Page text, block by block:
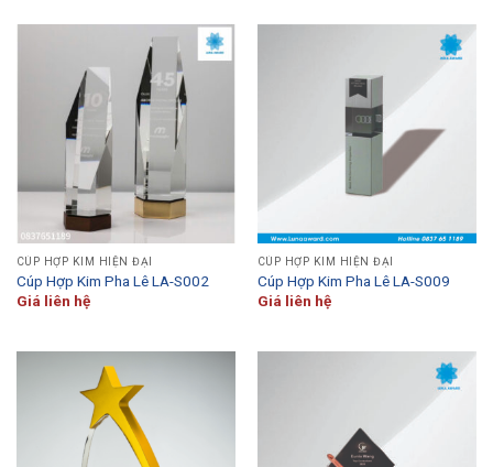
CÚP HỢP KIM HIỆN ĐẠI
Cúp Hợp Kim Pha Lê LA-S002
Giá liên hệ
CÚP HỢP KIM HIỆN ĐẠI
Cúp Hợp Kim Pha Lê LA-S009
Giá liên hệ